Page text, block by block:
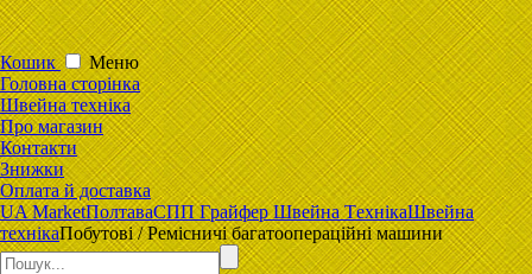
Кошик
Меню
Головна сторiнка
Швейна техніка
Про магазин
Контакти
Знижки
Оплата й доставка
UA MarketПолтаваCПП Гpaйфep Швeйна ТexнiкаШвейна
технікаПобутові / Ремісничі багатоопераційні машини